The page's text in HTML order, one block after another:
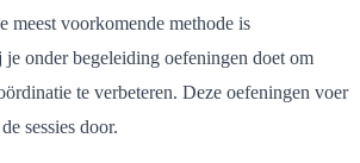
meest voorkomende methode is
onder begeleiding oefeningen doet om
te verbeteren. Deze oefeningen voer
sessies door.